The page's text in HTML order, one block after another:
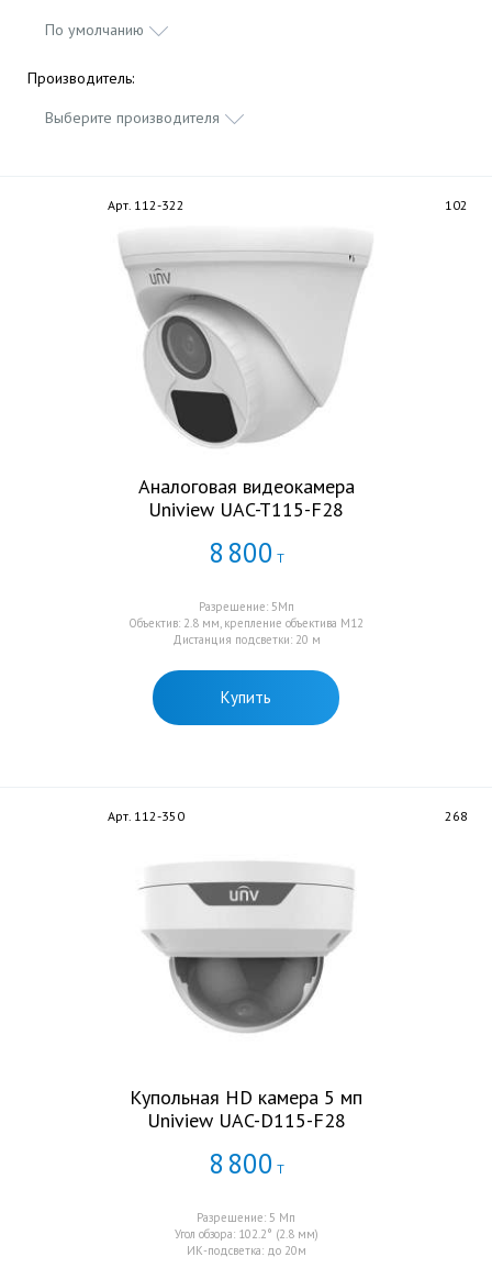
По умолчанию
Производитель:
Выберите производителя
Арт. 112-322 102
Аналоговая видеокамера
Uniview UAC-T115-F28
8 800 Т
Разрешение: 5Мп
Объектив: 2.8 мм, крепление объектива M12
Дистанция подсветки: 20 м
Купить
Арт. 112-350 268
Купольная HD камера 5 мп
Uniview UAC-D115-F28
8 800 Т
Разрешение: 5 Мп
Угол обзора: 102.2° (2.8 мм)
ИК-подсветка: до 20м